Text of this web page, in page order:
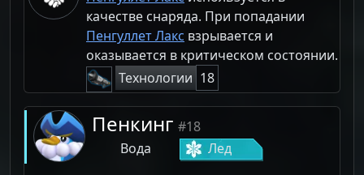
качестве снаряда. При попадании
Пенгуллет Лакс взрывается и
оказывается в критическом состоянии.
Технологии 18
Пенкинг #18
Вода
Лед